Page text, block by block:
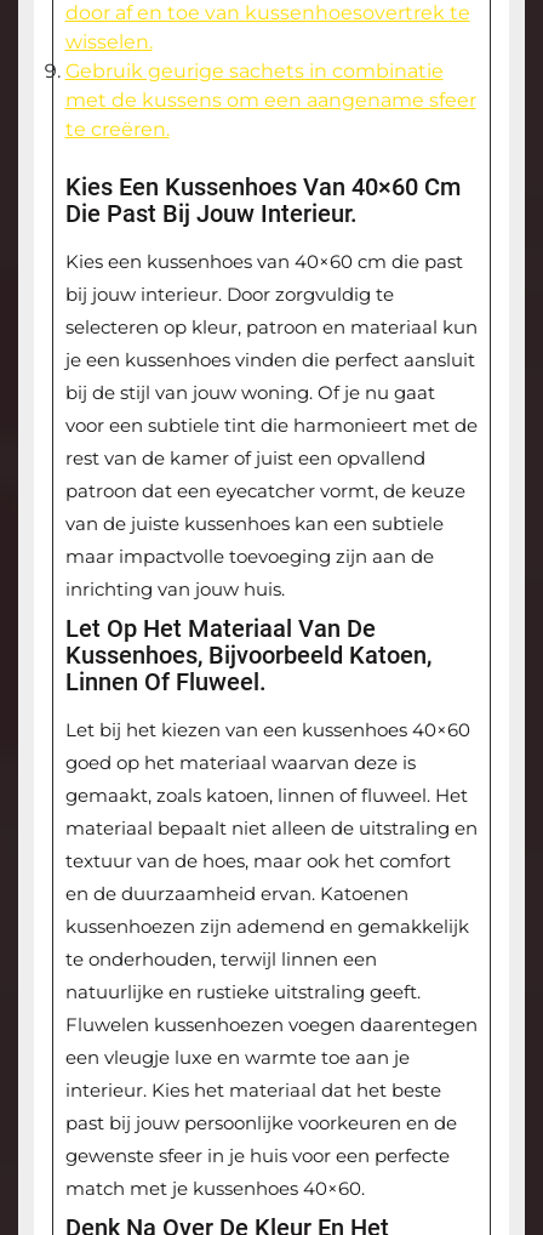
door af en toe van kussenhoesovertrek te
wisselen.
Gebruik geurige sachets in combinatie
met de kussens om een aangename sfeer
te creëren.
Kies Een Kussenhoes Van 40×60 Cm
Die Past Bij Jouw Interieur.
Kies een kussenhoes van 40×60 cm die past
bij jouw interieur. Door zorgvuldig te
selecteren op kleur, patroon en materiaal kun
je een kussenhoes vinden die perfect aansluit
bij de stijl van jouw woning. Of je nu gaat
voor een subtiele tint die harmonieert met de
rest van de kamer of juist een opvallend
patroon dat een eyecatcher vormt, de keuze
van de juiste kussenhoes kan een subtiele
maar impactvolle toevoeging zijn aan de
inrichting van jouw huis.
Let Op Het Materiaal Van De
Kussenhoes, Bijvoorbeeld Katoen,
Linnen Of Fluweel.
Let bij het kiezen van een kussenhoes 40×60
goed op het materiaal waarvan deze is
gemaakt, zoals katoen, linnen of fluweel. Het
materiaal bepaalt niet alleen de uitstraling en
textuur van de hoes, maar ook het comfort
en de duurzaamheid ervan. Katoenen
kussenhoezen zijn ademend en gemakkelijk
te onderhouden, terwijl linnen een
natuurlijke en rustieke uitstraling geeft.
Fluwelen kussenhoezen voegen daarentegen
een vleugje luxe en warmte toe aan je
interieur. Kies het materiaal dat het beste
past bij jouw persoonlijke voorkeuren en de
gewenste sfeer in je huis voor een perfecte
match met je kussenhoes 40×60.
Denk Na Over De Kleur En Het